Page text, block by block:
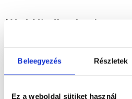
Beleegyezés Részletek
Ez a weboldal sütiket használ
Vásárlói vélemények
Kérdések és válaszok